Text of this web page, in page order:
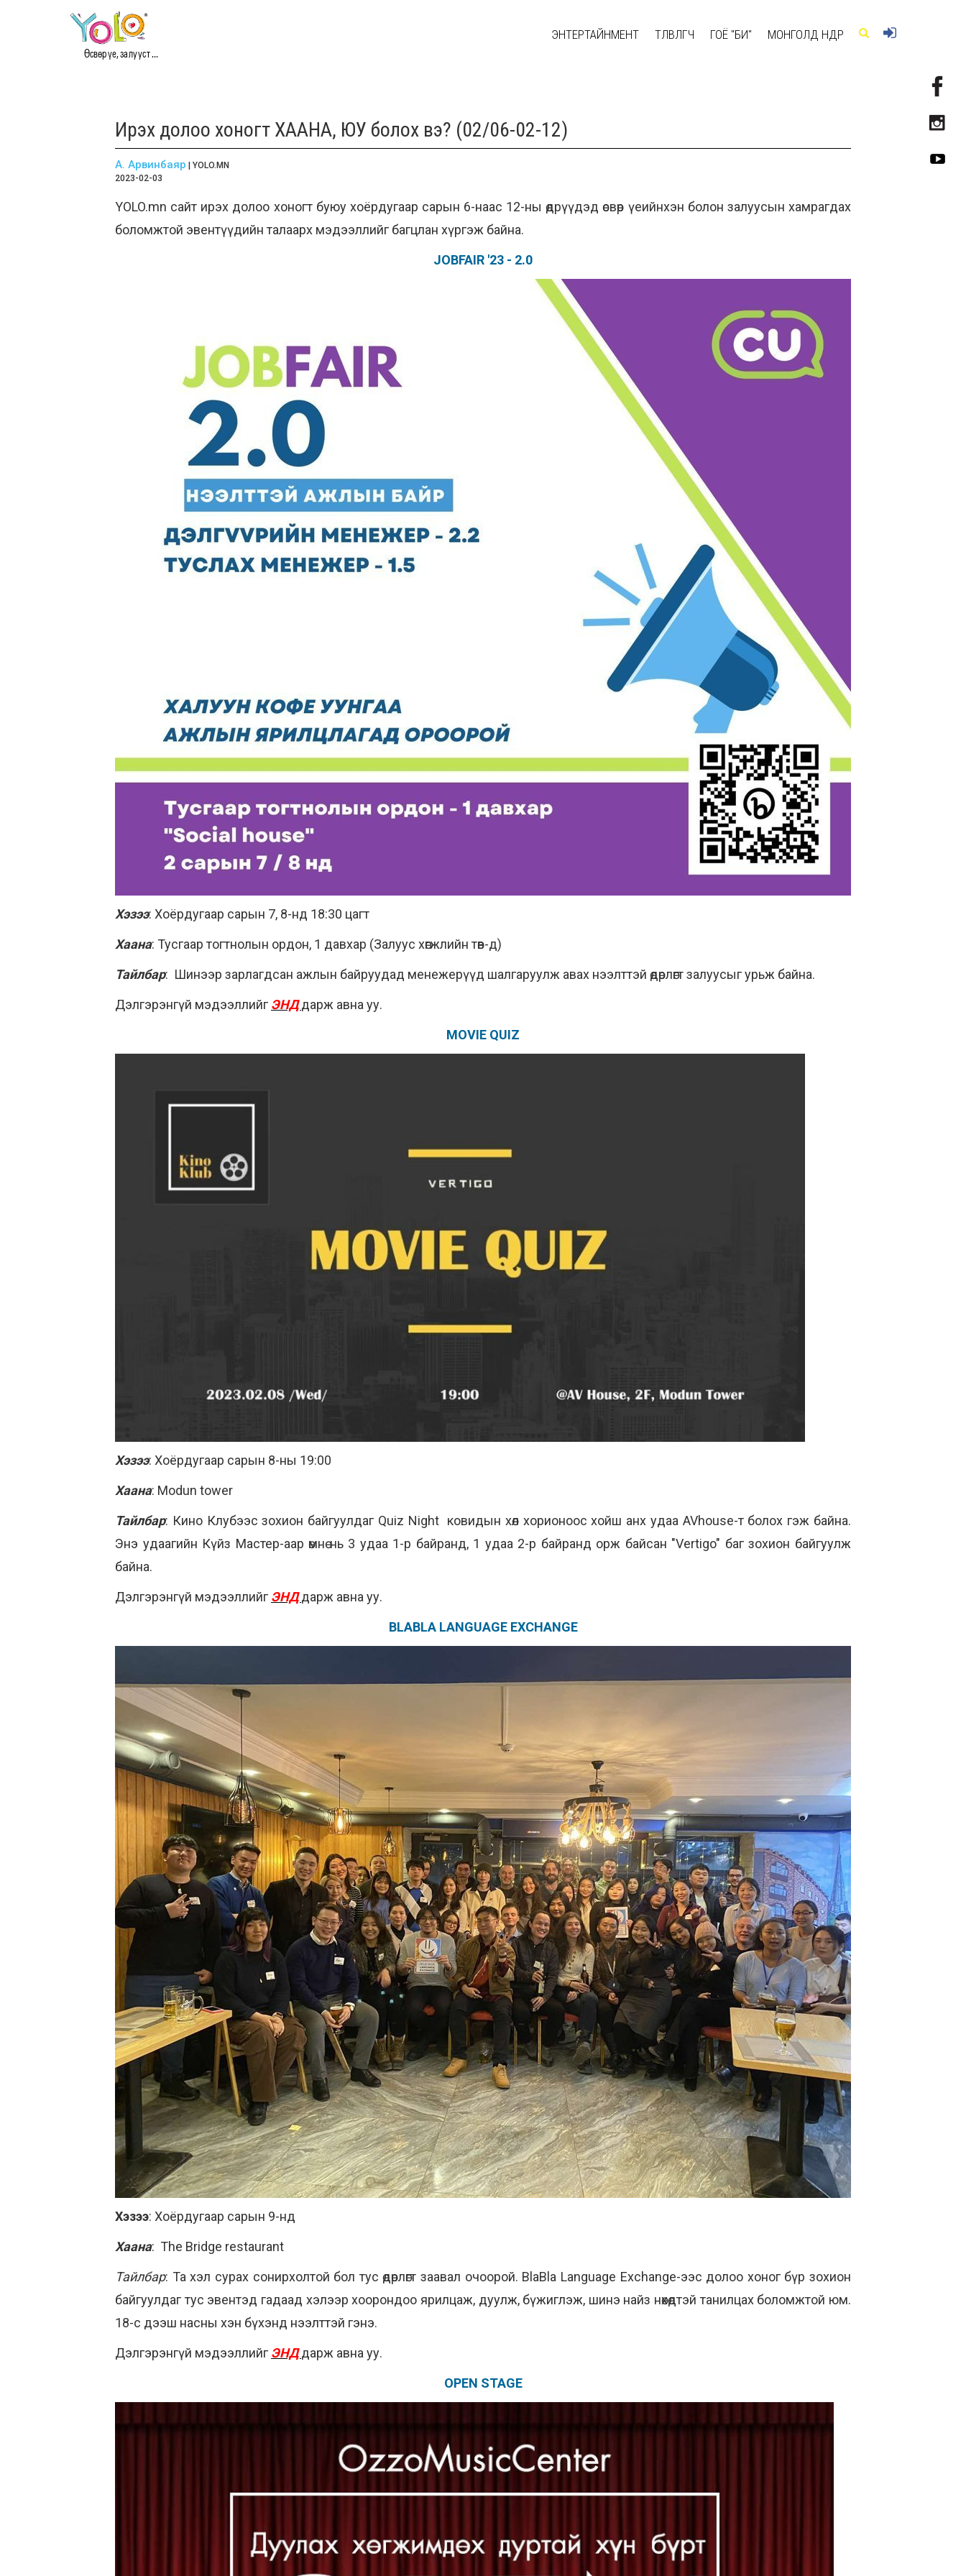
Өсвөр үе, залууст ...
ЭНТЕРТАЙНМЕНТ ТӨЛӨВЛӨГЧ ГОЁ "БИ" МОНГОЛД ӨНӨӨДӨР
Ирэх долоо хоногт ХААНА, ЮУ болох вэ? (02/06-02-12)
А. Арвинбаяр | YOLO.MN
2023-02-03
YOLO.mn сайт ирэх долоо хоногт буюу хоёрдугаар сарын 6-наас 12-ны өдрүүдэд өсвөр үеийнхэн болон залуусын хамрагдах
боломжтой эвентүүдийн талаарх мэдээллийг багцлан хүргэж байна.
JOBFAIR '23 - 2.0
Хэзээ: Хоёрдугаар сарын 7, 8-нд 18:30 цагт
Хаана: Тусгаар тогтнолын ордон, 1 давхар (Залуус хөгжлийн төв-д)
Тайлбар: Шинээр зарлагдсан ажлын байруудад менежерүүд шалгаруулж авах нээлттэй өдөрлөгт залуусыг урьж байна.
Дэлгэрэнгүй мэдээллийг ЭНДдарж авна уу.
MOVIE QUIZ
Хэзээ: Хоёрдугаар сарын 8-ны 19:00
Хаана: Modun tower
Тайлбар: Кино Клубээс зохион байгуулдаг Quiz Night ковидын хөл хорионоос хойш анх удаа AVhouse-т болох гэж байна.
Энэ удаагийн Күйз Мастер-аар өмнө нь 3 удаа 1-р байранд, 1 удаа 2-р байранд орж байсан "Vertigo" баг зохион байгуулж
байна.
Дэлгэрэнгүй мэдээллийг ЭНДдарж авна уу.
BLABLA LANGUAGE EXCHANGE
Хэзээ: Хоёрдугаар сарын 9-нд
Хаана: The Bridge restaurant
Тайлбар: Та хэл сурах сонирхолтой бол тус өдөрлөгт заавал очоорой. BlaBla Language Exchange-ээс долоо хоног бүр зохион
байгуулдаг тус эвентэд гадаад хэлээр хоорондоо ярилцаж, дуулж, бүжиглэж, шинэ найз нөхөдтэй танилцах боломжтой юм.
18-с дээш насны хэн бүхэнд нээлттэй гэнэ.
Дэлгэрэнгүй мэдээллийг ЭНДдарж авна уу.
OPEN STAGE